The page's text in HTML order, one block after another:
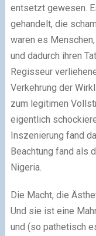
entsetzt gewesen.
gehandelt, die
waren es
und dadurch ihren
Regisseur
Verkehrung der
zum legitimen
eigentlich
Inszenierung fand
Beachtung fand als
Nigeria.
Die Macht, die
Und sie ist eine
und (so pathetisch